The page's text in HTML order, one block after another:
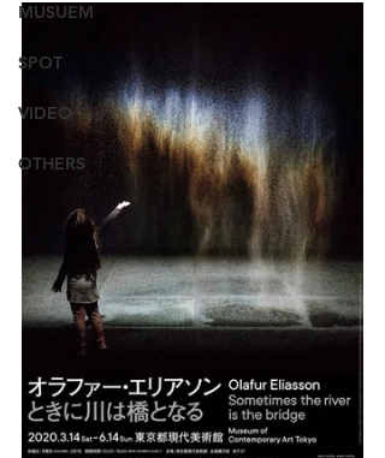
MUSUEM
SPOT
VIDEO
OTHERS